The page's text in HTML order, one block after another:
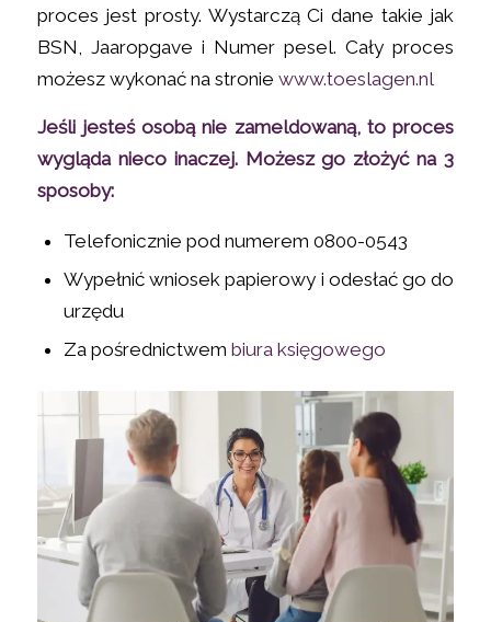
proces jest prosty. Wystarczą Ci dane takie jak
BSN, Jaaropgave i Numer pesel. Cały proces
możesz wykonać na stronie www.toeslagen.nl
Jeśli jesteś osobą nie zameldowaną, to proces
wygląda nieco inaczej. Możesz go złożyć na 3
sposoby:
Telefonicznie pod numerem 0800-0543
Wypełnić wniosek papierowy i odesłać go do
urzędu
Za pośrednictwem biura księgowego